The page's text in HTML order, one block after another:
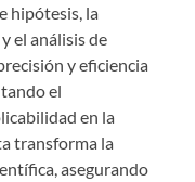
hipótesis, la
el análisis de
y eficiencia
el
en la
transforma la
asegurando